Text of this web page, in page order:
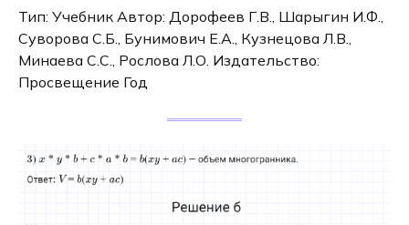
Тип: Учебник Автор: Дорофеев Г.В., Шарыгин И.Ф.,
Суворова С.Б., Бунимович Е.А., Кузнецова Л.В.,
Минаева С.С., Рослова Л.О. Издательство:
Просвещение Год